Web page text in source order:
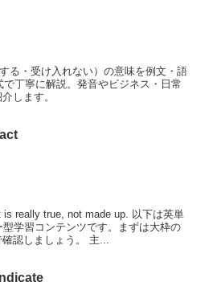
る・受け入れない）の意味を例文・語
丁寧に解説。発音やビジネス・日常
します。
is really true, not made up. 以下は英単
学習コンテンツです。まずは大枠の
認しましょう。 主...